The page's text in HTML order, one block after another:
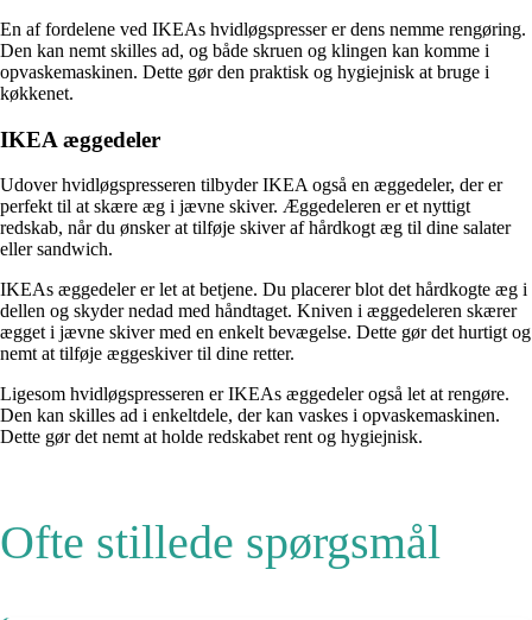
En af fordelene ved IKEAs hvidløgspresser er dens nemme rengøring.
Den kan nemt skilles ad, og både skruen og klingen kan komme i
opvaskemaskinen. Dette gør den praktisk og hygiejnisk at bruge i
køkkenet.
IKEA æggedeler
Udover hvidløgspresseren tilbyder IKEA også en æggedeler, der er
perfekt til at skære æg i jævne skiver. Æggedeleren er et nyttigt
redskab, når du ønsker at tilføje skiver af hårdkogt æg til dine salater
eller sandwich.
IKEAs æggedeler er let at betjene. Du placerer blot det hårdkogte æg i
dellen og skyder nedad med håndtaget. Kniven i æggedeleren skærer
ægget i jævne skiver med en enkelt bevægelse. Dette gør det hurtigt og
nemt at tilføje æggeskiver til dine retter.
Ligesom hvidløgspresseren er IKEAs æggedeler også let at rengøre.
Den kan skilles ad i enkeltdele, der kan vaskes i opvaskemaskinen.
Dette gør det nemt at holde redskabet rent og hygiejnisk.
Ofte stillede spørgsmål